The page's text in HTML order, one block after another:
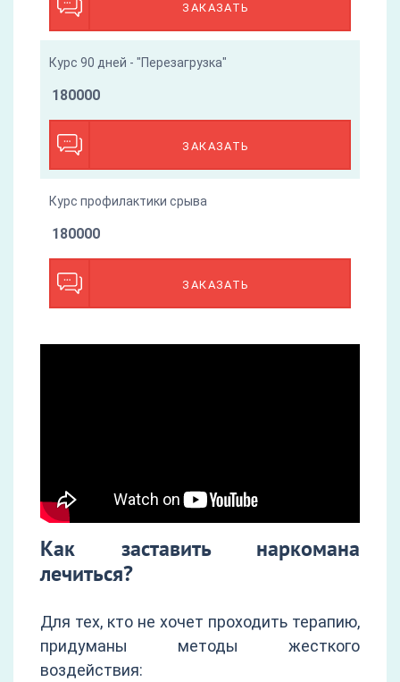
ЗАКАЗАТЬ
Курс 90 дней - "Перезагрузка"
ЗАКАЗАТЬ
180000
Курс профилактики срыва
ЗАКАЗАТЬ
180000
Как заставить наркомана
лечиться?
Для тех, кто не хочет проходить терапию,
придуманы методы жесткого
воздействия: